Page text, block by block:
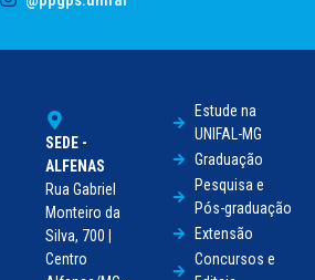
SEDE -
ALFENAS
Rua Gabriel
Monteiro da
Silva, 700 |
Centro
Estude na
UNIFAL-MG
Graduação
Pesquisa e
Pós-graduação
Extensão
Concursos e